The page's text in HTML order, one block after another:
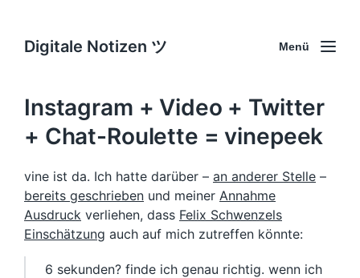
Digitale Notizen ツ Menü
Instagram + Video + Twitter
+ Chat-Roulette = vinepeek
vine ist da. Ich hatte darüber – an anderer Stelle –
bereits geschrieben und meiner Annahme
Ausdruck verliehen, dass Felix Schwenzels
Einschätzung auch auf mich zutreffen könnte:
6 sekunden? finde ich genau richtig. wenn ich